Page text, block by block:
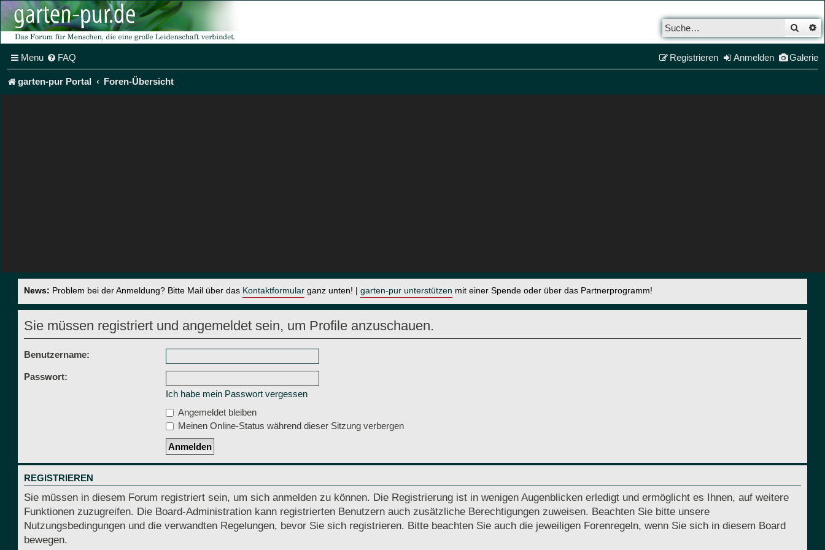
Menu FAQ Galerie
Anmelden
Registrieren
garten-pur Portal Foren-Übersicht
News: Problem bei der Anmeldung? Bitte Mail über das Kontaktformular ganz unten! | garten-pur unterstützen mit einer Spende oder über das Partnerprogramm!
Sie müssen registriert und angemeldet sein, um Profile anzuschauen.
Benutzername:
Passwort:
Ich habe mein Passwort vergessen
Angemeldet bleiben
Meinen Online-Status während dieser Sitzung verbergen
REGISTRIEREN
Sie müssen in diesem Forum registriert sein, um sich anmelden zu können. Die Registrierung ist in wenigen Augenblicken erledigt und ermöglicht es Ihnen, auf weitere
Funktionen zuzugreifen. Die Board-Administration kann registrierten Benutzern auch zusätzliche Berechtigungen zuweisen. Beachten Sie bitte unsere
Nutzungsbedingungen und die verwandten Regelungen, bevor Sie sich registrieren. Bitte beachten Sie auch die jeweiligen Forenregeln, wenn Sie sich in diesem Board
bewegen.